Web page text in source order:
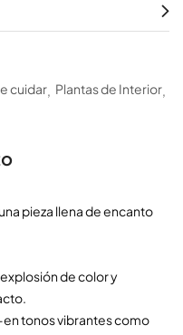
cuidar Plantas de Interior
pieza llena de encanto
de color y
tonos vibrantes como